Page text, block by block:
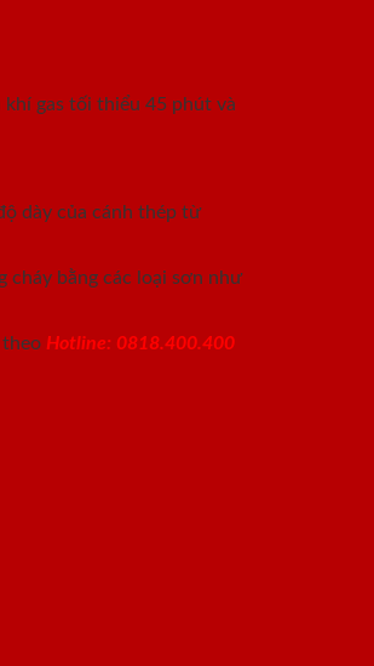
gas tối thiểu 45 phút và
dày của cánh thép từ
cháy bằng các loại sơn như
theo Hotline: 0818.400.400